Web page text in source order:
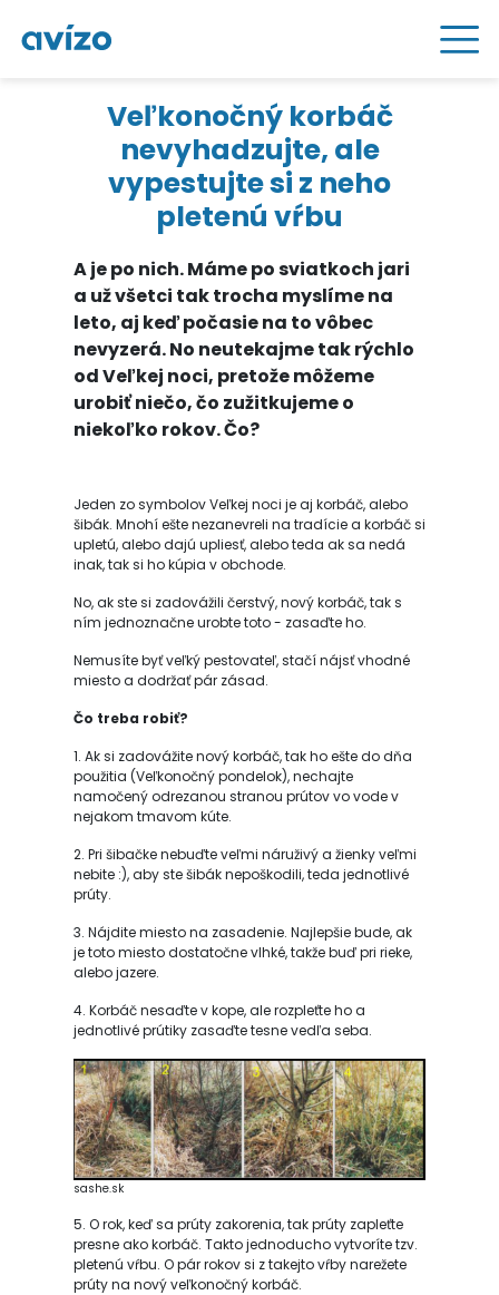
Veľkonočný korbáč
nevyhadzujte, ale
vypestujte si z neho
pletenú vŕbu
A je po nich. Máme po sviatkoch jari
a už všetci tak trocha myslíme na
leto, aj keď počasie na to vôbec
nevyzerá. No neutekajme tak rýchlo
od Veľkej noci, pretože môžeme
urobiť niečo, čo zužitkujeme o
niekoľko rokov. Čo?
Jeden zo symbolov Veľkej noci je aj korbáč, alebo
šibák. Mnohí ešte nezanevreli na tradície a korbáč si
upletú, alebo dajú upliesť, alebo teda ak sa nedá
inak, tak si ho kúpia v obchode.
No, ak ste si zadovážili čerstvý, nový korbáč, tak s
ním jednoznačne urobte toto - zasaďte ho.
Nemusíte byť veľký pestovateľ, stačí nájsť vhodné
miesto a dodržať pár zásad.
Čo treba robiť?
1. Ak si zadovážite nový korbáč, tak ho ešte do dňa
použitia (Veľkonočný pondelok), nechajte
namočený odrezanou stranou prútov vo vode v
nejakom tmavom kúte.
2. Pri šibačke nebuďte veľmi náruživý a žienky veľmi
nebite :), aby ste šibák nepoškodili, teda jednotlivé
prúty.
3. Nájdite miesto na zasadenie. Najlepšie bude, ak
je toto miesto dostatočne vlhké, takže buď pri rieke,
alebo jazere.
4. Korbáč nesaďte v kope, ale rozpleťte ho a
jednotlivé prútiky zasaďte tesne vedľa seba.
sashe.sk
5. O rok, keď sa prúty zakorenia, tak prúty zapleťte
presne ako korbáč. Takto jednoducho vytvoríte tzv.
pletenú vŕbu. O pár rokov si z takejto vŕby narežete
prúty na nový veľkonočný korbáč.